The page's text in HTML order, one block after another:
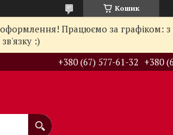
Кошик
Працюємо за графіком: з
:)
+380 (67) 577-61-32 +380